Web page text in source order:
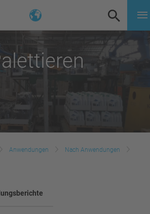
Anwendungen
Nach Anwendungen